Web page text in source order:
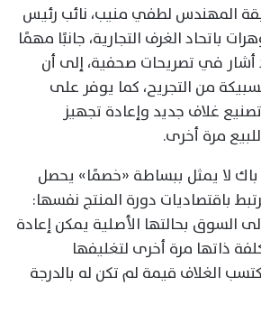
المهندس لطفي منيب، نائب رئيس
باتحاد الغرف التجارية، جانبًا مهمًا
أشار في تصريحات صحفية، إلى أن
من التجريح، كما يوفر على
غلاف جديد وإعادة تجهيز
مرة أخرى.
باك لا يمثل ببساطة «خصمًا» يحصل
باقتصاديات دورة المنتج نفسها:
السوق بحالتها الأصلية يمكن إعادة
ذاتها مرة أخرى لتغليفها
الغلاف قيمة لم تكن له بالدرجة